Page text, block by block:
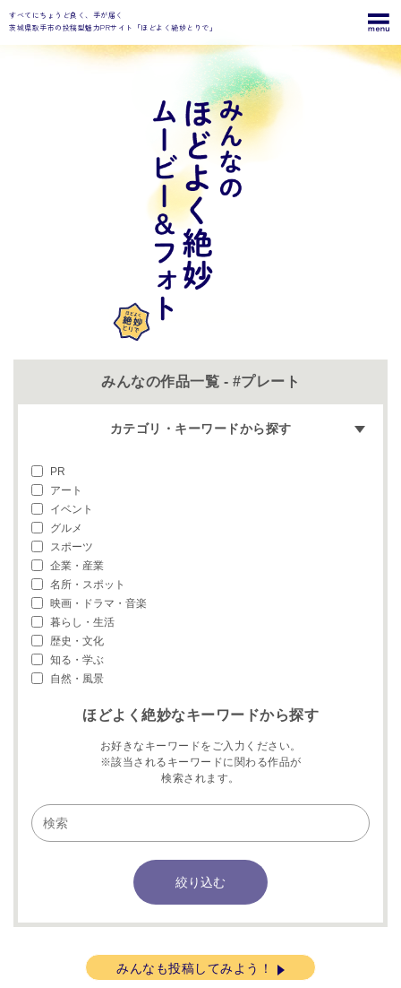
すべてにちょうど良く、手が届く
茨城県取手市の投稿型魅力PRサイト「ほどよく絶妙とりで」
みんなの作品一覧 - #プレート
カテゴリ・キーワードから探す
PR
アート
イベント
グルメ
スポーツ
企業・産業
名所・スポット
映画・ドラマ・音楽
暮らし・生活
歴史・文化
知る・学ぶ
自然・風景
ほどよく絶妙なキーワードから探す
お好きなキーワードをご入力ください。
※該当されるキーワードに関わる作品が
検索されます。
みんなも投稿してみよう！